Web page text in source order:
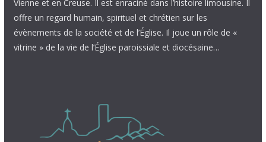
Vienne et en Creuse. Il est enraciné dans l’histoire limousine. Il
offre un regard humain, spirituel et chrétien sur les
évènements de la société et de l’Église. Il joue un rôle de «
vitrine » de la vie de l’Église paroissiale et diocésaine…